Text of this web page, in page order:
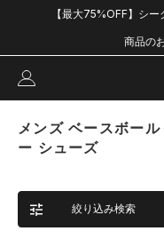
【最大75%OFF】シ
商品の
メンズ ベースボー
ー シューズ
絞り込み検索